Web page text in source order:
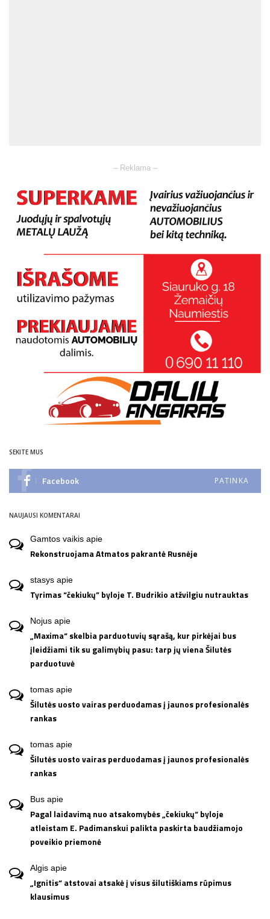
– Reklama –
SEKITE MUS
Facebook PATINKA
NAUJAUSI KOMENTARAI
Gamtos vaikis apie
Rekonstruojama Atmatos pakrantė Rusnėje
stasys apie
Tyrimas “čekiukų” byloje T. Budrikio atžvilgiu nutrauktas
Nojus apie
„Maxima“ skelbia parduotuvių sąrašą, kur pirkėjai bus
įleidžiami tik su galimybių pasu: tarp jų viena Šilutės
parduotuvė
tomas apie
Šilutės uosto vairas perduodamas į jaunos profesionalės
rankas
tomas apie
Šilutės uosto vairas perduodamas į jaunos profesionalės
rankas
Bus apie
Pagal laidavimą nuo atsakomybės „čekiukų“ byloje
atleistam E. Padimanskui palikta paskirta baudžiamojo
poveikio priemonė
Algis apie
„Ignitis“ atstovai atsakė į visus šilutiškiams rūpimus
klausimus